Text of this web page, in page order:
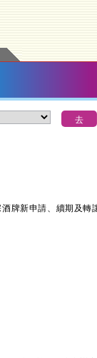
新申請、續期及轉